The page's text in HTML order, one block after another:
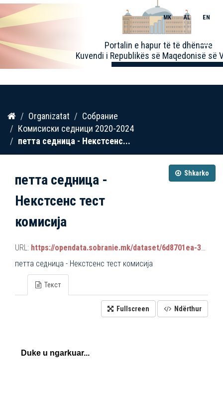
Kalo
përmbajtja
Portalin e hapur të të dhënave
Kuvendi i Republikës së Maqedonisë së
MK AL EN
Toggle
Organizatat
Собрание
Комисиски седници 2020-2024
петта седница - Некстсенс...
Shkarko
петта седница -
Некстсенс тест
комисија
URL: https://opendata.sobranie.mk/dataset/6d8701ea-3a42-465d-8f88-639bc6dc1a8e/resource/88b3ddb0-93d2-4144-a1fe-a352e31287f3/download/komisiski_sednici.json
петта седница - Некстсенс тест комисија
Текст
Fullscreen Ndërthur